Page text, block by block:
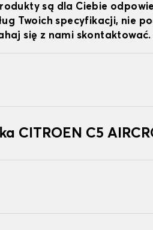
są dla Ciebie
Twoich specyfikacji, nie
się z nami skontaktować.
CITROEN C5